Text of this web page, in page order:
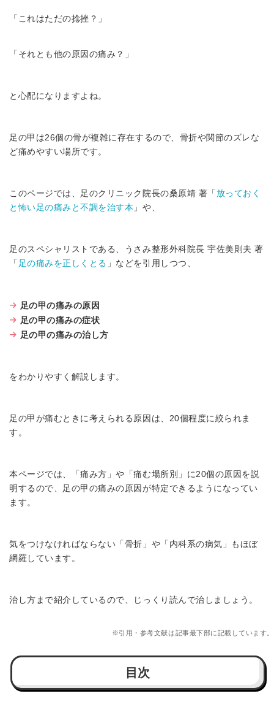
「これはただの捻挫？」
「それとも他の原因の痛み？」
と心配になりますよね。
足の甲は26個の骨が複雑に存在するので、骨折や関節のズレな
ど痛めやすい場所です。
このページでは、足のクリニック院長の桑原靖 著「放っておく
と怖い足の痛みと不調を治す本 」や、
足のスペシャリストである、うさみ整形外科院長 宇佐美則夫 著
「 足の痛みを正しくとる 」などを引用しつつ、
足の甲の痛みの原因
足の甲の痛みの症状
足の甲の痛みの治し方
をわかりやすく解説します。
足の甲が痛むときに考えられる原因は、20個程度に絞られま
す。
本ページでは、「痛み方」や「痛む場所別」に20個の原因を説
明するので、足の甲の痛みの原因が特定できるようになってい
ます。
気をつけなければならない「骨折」や「内科系の病気」もほぼ
網羅しています。
治し方まで紹介しているので、じっくり読んで治しましょう。
※引用・参考文献は記事最下部に記載しています。
目次